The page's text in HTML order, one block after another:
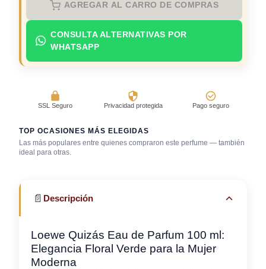
AGREGAR AL CARRO DE COMPRAS
CONSULTA ALTERNATIVAS POR
WHATSAPP
SSL Seguro Privacidad protegida Pago seguro
TOP OCASIONES MÁS ELEGIDAS
Las más populares entre quienes compraron este perfume — también
ideal para otras.
Cena romántica
Reuniones
📄 Descripción
Loewe Quizás Eau de Parfum 100 ml:
Elegancia Floral Verde para la Mujer
Moderna